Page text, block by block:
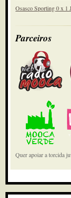
Osasco Sporting 0 x 1
Parceiros
Quer apoiar a torcida